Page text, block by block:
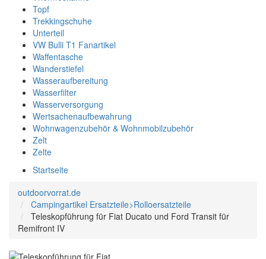
Topf
Trekkingschuhe
Unterteil
VW Bulli T1 Fanartikel
Waffentasche
Wanderstiefel
Wasseraufbereitung
Wasserfilter
Wasserversorgung
Wertsachenaufbewahrung
Wohnwagenzubehör & Wohnmobilzubehör
Zelt
Zelte
Startseite
outdoorvorrat.de
Campingartikel Ersatzteile>Rolloersatzteile
Teleskopführung für Fiat Ducato und Ford Transit für
Remifront IV